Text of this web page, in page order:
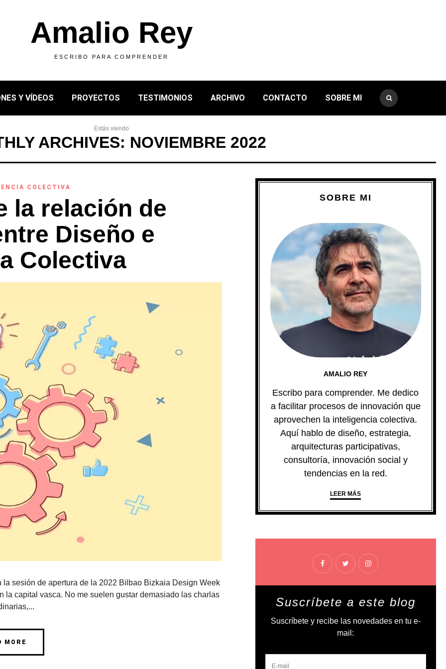
Amalio Rey
ESCRIBO PARA COMPRENDER
Y VÍDEOS PROYECTOS TESTIMONIOS ARCHIVO CONTACTO SOBRE MI
Estás viendo
ARCHIVES: NOVIEMBRE 2022
COLECTIVA
la relación de
Diseño e
Colectiva
sesión de apertura de la 2022 Bilbao Bizkaia Design Week
capital vasca. No me suelen gustar demasiado las charlas
MORE
SOBRE MI
AMALIO REY
Escribo para comprender. Me dedico
a facilitar procesos de innovación que
aprovechen la inteligencia colectiva.
Aquí hablo de diseño, estrategia,
arquitecturas participativas,
consultoría, innovación social y
tendencias en la red.
LEER MÁS
Suscríbete a este blog
Suscríbete y recibe las novedades en tu e-
mail: